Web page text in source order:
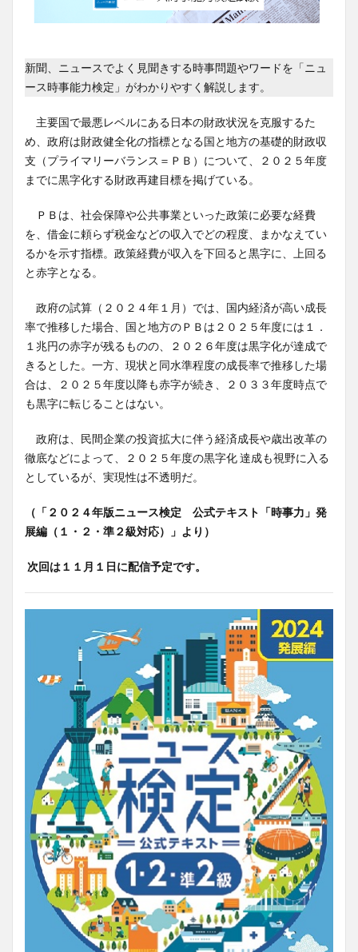
新聞、ニュースでよく見聞きする時事問題やワードを「ニュ
ース時事能力検定」がわかりやすく解説します。
主要国で最悪レベルにある日本の財政状況を克服するた
め、政府は財政健全化の指標となる国と地方の基礎的財政収
支（プライマリーバランス＝ＰＢ）について、２０２５年度
までに黒字化する財政再建目標を掲げている。
ＰＢは、社会保障や公共事業といった政策に必要な経費
を、借金に頼らず税金などの収入でどの程度、まかなえてい
るかを示す指標。政策経費が収入を下回ると黒字に、上回る
と赤字となる。
政府の試算（２０２４年１月）では、国内経済が高い成長
率で推移した場合、国と地方のＰＢは２０２５年度には１．
１兆円の赤字が残るものの、２０２６年度は黒字化が達成で
きるとした。一方、現状と同水準程度の成長率で推移した場
合は、２０２５年度以降も赤字が続き、２０３３年度時点で
も黒字に転じることはない。
政府は、民間企業の投資拡大に伴う経済成長や歳出改革の
徹底などによって、２０２５年度の黒字化 達成も視野に入る
としているが、実現性は不透明だ。
（「２０２４年版ニュース検定 公式テキスト「時事力」発
展編（１・２・準２級対応）」より）
次回は１１月１日に配信予定です。